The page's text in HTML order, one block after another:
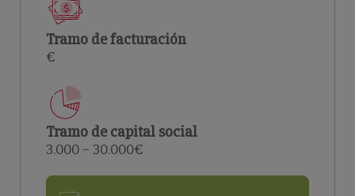
Tramo de facturación
€
Tramo de capital social
3.000 – 30.000€